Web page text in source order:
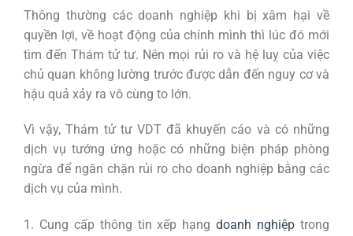
Thông thường các doanh nghiệp khi bị xâm hại về
quyền lợi, về hoạt động của chính mình thì lúc đó mới
tìm đến Thám tử tư. Nên mọi rủi ro và hệ luỵ của việc
chủ quan không lường trước được dẫn đến nguy cơ và
hậu quả xảy ra vô cùng to lớn.
Vì vậy, Thám tử tư VDT đã khuyến cáo và có những
dịch vụ tướng ứng hoặc có những biện pháp phòng
ngừa để ngăn chặn rủi ro cho doanh nghiệp bằng các
dịch vụ của mình.
1. Cung cấp thông tin xếp hạngdoanh nghiệp trong